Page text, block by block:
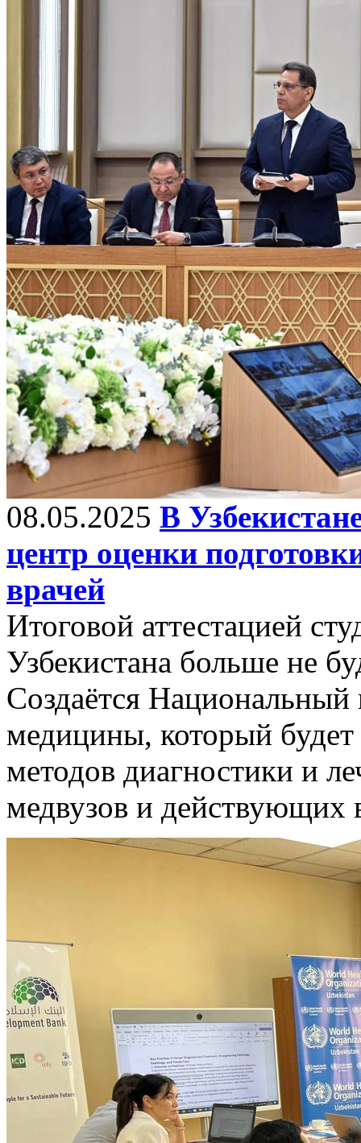
08.05.2025 В
центр оценки
врачей
Итоговой аттестацией
Узбекистана больше не
Создаётся Национальный
медицины, который будет
методов диагностики и
медвузов и действующих